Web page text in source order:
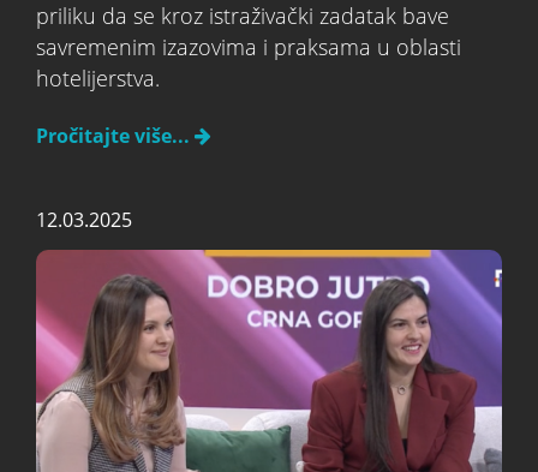
priliku da se kroz istraživački zadatak bave
savremenim izazovima i praksama u oblasti
hotelijerstva.
Pročitajte više...
12.03.2025